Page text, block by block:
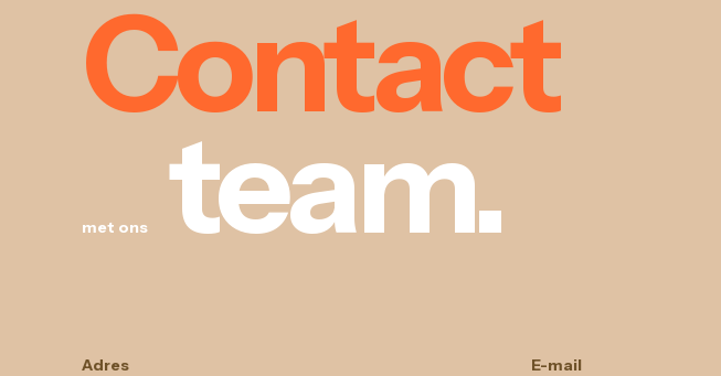
Contact
met ons team.
Adres E-mail